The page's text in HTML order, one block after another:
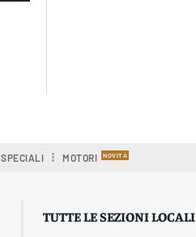
SPECIALI MOTORI
TUTTE LE SEZIONI LOCALI